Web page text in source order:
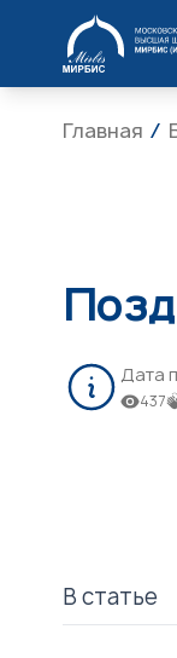
МИРБИС
Главная
Дата
437
В статье